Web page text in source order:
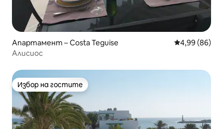
Апартамент – Costa Teguise Средна
4,99 (86)
Алисиос
Избор на гостите
Избор на гостите